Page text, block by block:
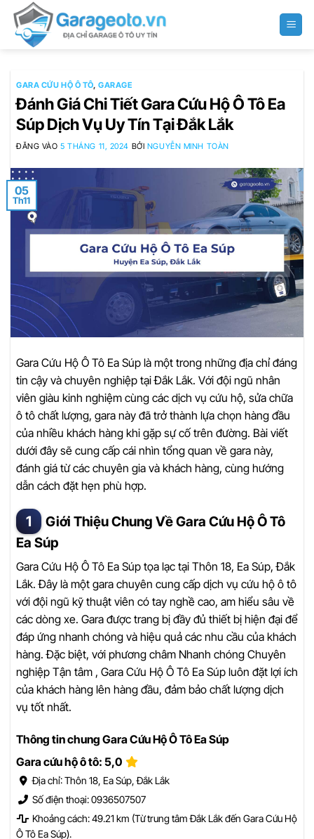
qua
GARA CỨU HỘ Ô TÔ,GARAGE
Đánh Giá Chi Tiết Gara Cứu Hộ Ô Tô Ea
Súp Dịch Vụ Uy Tín Tại Đắk Lắk
ĐĂNG VÀO5 THÁNG 11, 2024 BỞI NGUYỄN MINH TOÀN
05
Th11
Gara Cứu Hộ Ô Tô Ea Súp là một trong những địa chỉ đáng
tin cậy và chuyên nghiệp tại Đắk Lắk. Với đội ngũ nhân
viên giàu kinh nghiệm cùng các dịch vụ cứu hộ, sửa chữa
ô tô chất lượng, gara này đã trở thành lựa chọn hàng đầu
của nhiều khách hàng khi gặp sự cố trên đường. Bài viết
dưới đây sẽ cung cấp cái nhìn tổng quan về gara này,
đánh giá từ các chuyên gia và khách hàng, cùng hướng
dẫn cách đặt hẹn phù hợp.
Giới Thiệu Chung Về Gara Cứu Hộ Ô Tô
Ea Súp
Gara Cứu Hộ Ô Tô Ea Súp tọa lạc tại Thôn 18, Ea Súp, Đắk
Lắk. Đây là một gara chuyên cung cấp dịch vụ cứu hộ ô tô
với đội ngũ kỹ thuật viên có tay nghề cao, am hiểu sâu về
các dòng xe. Gara được trang bị đầy đủ thiết bị hiện đại để
đáp ứng nhanh chóng và hiệu quả các nhu cầu của khách
hàng. Đặc biệt, với phương châm Nhanh chóng Chuyên
nghiệp Tận tâm , Gara Cứu Hộ Ô Tô Ea Súp luôn đặt lợi ích
của khách hàng lên hàng đầu, đảm bảo chất lượng dịch
vụ tốt nhất.
Thông tin chung Gara Cứu Hộ Ô Tô Ea Súp
Gara cứu hộ ô tô: 5,0
Địa chỉ: Thôn 18, Ea Súp, Đắk Lắk
Số điện thoại: 0936507507
Khoảng cách: 49.21 km (Từ trung tâm Đắk Lắk đến Gara Cứu Hộ
Ô Tô Ea Súp).